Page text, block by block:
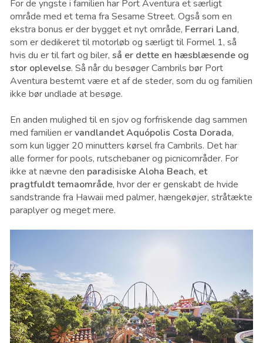
For de yngste i familien har Port Aventura et særligt
område med et tema fra Sesame Street. Også som en
ekstra bonus er der bygget et nyt område, Ferrari Land,
som er dedikeret til motorløb og særligt til Formel 1, så
hvis du er til fart og biler, så er dette en hæsblæsende og
stor oplevelse. Så når du besøger Cambrils bør Port
Aventura bestemt være et af de steder, som du og familien
ikke bør undlade at besøge.
En anden mulighed til en sjov og forfriskende dag sammen
med familien ervandlandet Aquópolis Costa Dorada,
som kun ligger 20 minutters kørsel fra Cambrils. Det har
alle former for pools, rutschebaner og picnicområder. For
ikke at nævne den paradisiske Aloha Beach, et
pragtfuldt temaområde, hvor der er genskabt de hvide
sandstrande fra Hawaii med palmer, hængekøjer, stråtækte
paraplyer og meget mere.